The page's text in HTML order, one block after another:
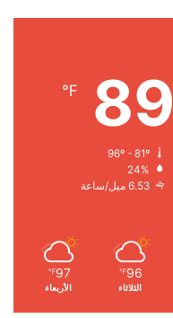
89
℉
24%
6.53 ميل/ساعة
96
℉
الثلاثاء
97
℉
الأربعاء